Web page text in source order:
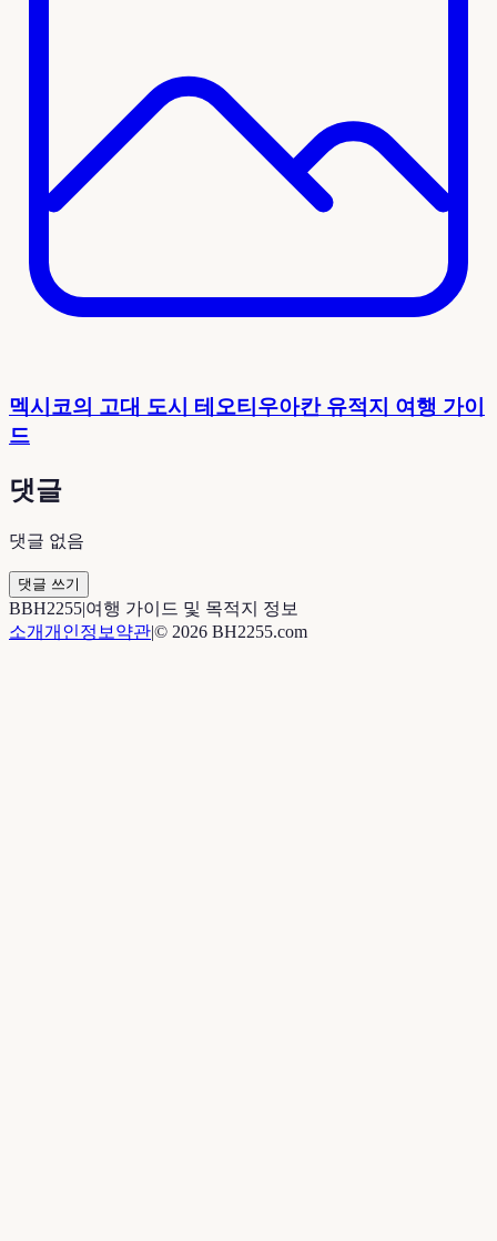
멕시코의 고대 도시 테오티우아칸 유적지 여행 가이
드
댓글
댓글 없음
댓글 쓰기
BBH2255|여행 가이드 및 목적지 정보
소개개인정보 약관|© 2026 BH2255.com